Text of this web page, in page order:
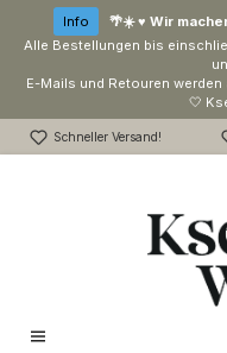
Zum Hauptinhalt springen
Info
🌴☀️ ♥ Wir
Alle Bestellungen bis
E-Mails und Retouren
🤍
Schneller Versand!